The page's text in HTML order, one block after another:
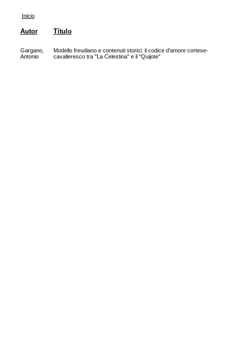
Inicio
Autor Título
Gargano,
Antonio
Modello freudiano e contenuti storici: il codice d'amore cortese-
cavalleresco tra "La Celestina" e il "Quijote"